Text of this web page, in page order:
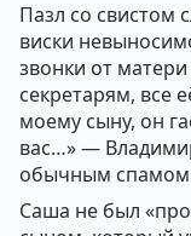
Пазл со свистом
виски
звонки от
секретарям, все
моему сыну, он
вас…» —
обычным спамом
Саша не был